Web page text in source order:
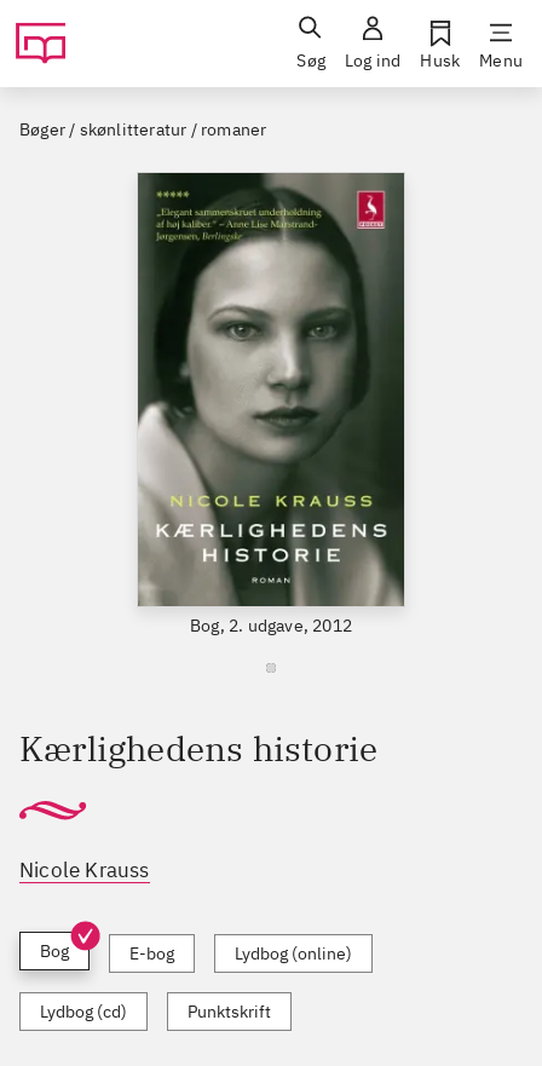
Søg Log ind Husk Menu
Bøger / skønlitteratur / romaner
Bog, 2. udgave, 2012
Kærlighedens historie
Nicole Krauss
Bog E-bog Lydbog (online)
Lydbog (cd) Punktskrift